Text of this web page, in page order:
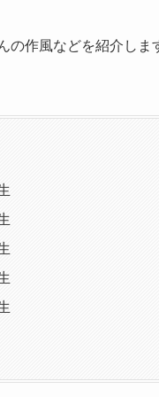
の作風などを紹介しま